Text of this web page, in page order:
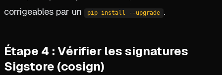
corrigeables par un
pip install --upgrade .
Étape 4 : Vérifier les signatures
Sigstore (cosign)